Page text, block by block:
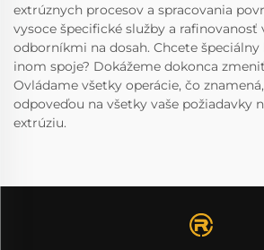
extrúznych procesov a spracovania
vysoce špecifické služby a rafinovanosť
odborníkmi na dosah. Chcete
inom spoje? Dokážeme dokonca
Ovládame všetky operácie, čo
odpoveďou na všetky vaše požiadavky
extrúziu.